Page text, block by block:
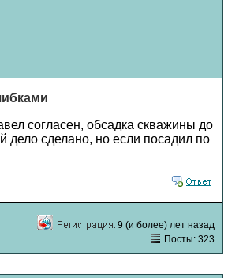
согласен, обсадка скважины до
дело сделано, но если посадил по
9 (и более) лет назад
Посты: 323